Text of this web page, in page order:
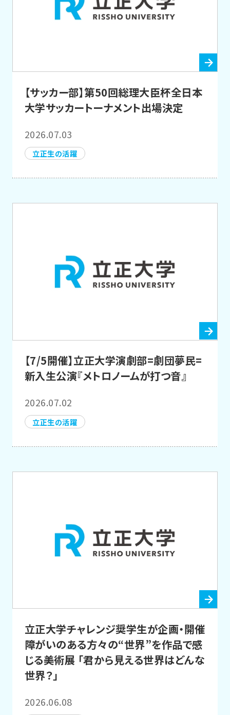
【サッカー部】第50回総理大臣杯全日本
大学サッカートーナメント出場決定
2026.07.03
立正生の活躍
【7/5開催】立正大学演劇部=劇団夢民=
新入生公演『メトロノームが打つ音』
2026.07.02
立正生の活躍
立正大学チャレンジ奨学生が企画・開催
障がいのある方々の“世界”を作品で感
じる美術展 「君から見える世界はどんな
世界？」
2026.06.08